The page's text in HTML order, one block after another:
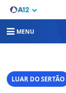
MENU
LUAR DO SERTÃO